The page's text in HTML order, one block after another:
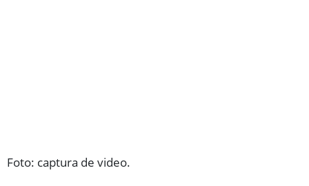
Foto: captura de video.